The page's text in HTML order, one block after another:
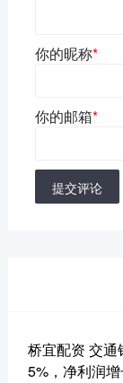
你的昵称*
你的邮箱*
提交评论
桥宜配资 交通
5%，净利润